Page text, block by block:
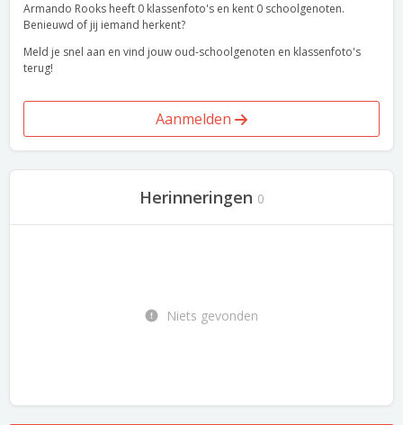
Armando Rooks heeft 0 klassenfoto's en kent 0 schoolgenoten.
Benieuwd of jij iemand herkent?
Meld je snel aan en vind jouw oud-schoolgenoten en klassenfoto's
terug!
Aanmelden
Herinneringen 0
Niets gevonden